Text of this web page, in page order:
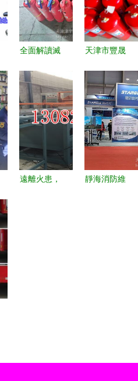
全面解讀滅
報廢標準
——讓天津
區域消防安
天津市豐晟
一站式消防
服務，守護
您與社會的
安全
遠離火患，
靜海消防維